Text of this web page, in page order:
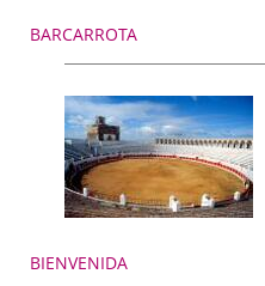
BARCARROTA
BIENVENIDA